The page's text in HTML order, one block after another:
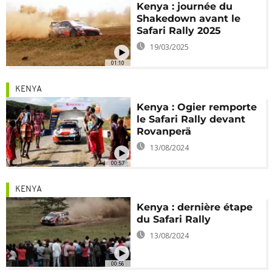
01:10
Kenya : journée du
Shakedown avant le
Safari Rally 2025
19/03/2025
00:57
KENYA
Kenya : Ogier remporte
le Safari Rally devant
Rovanperä
13/08/2024
00:56
KENYA
Kenya : dernière étape
du Safari Rally
13/08/2024